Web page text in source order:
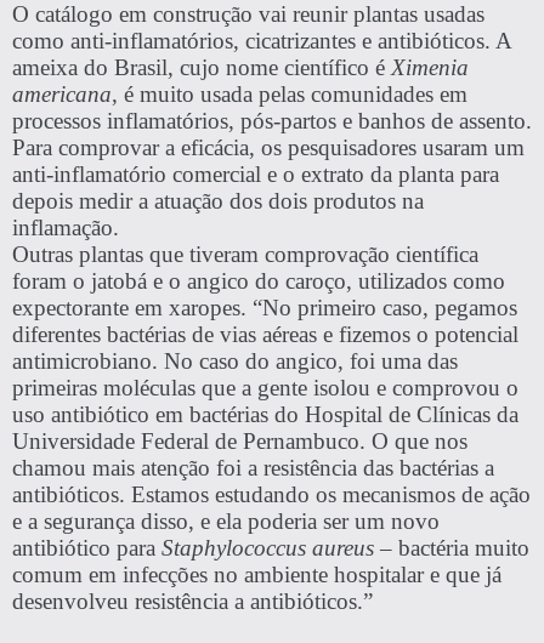
O catálogo em construção vai reunir plantas usadas
como anti-inflamatórios, cicatrizantes e antibióticos. A
ameixa do Brasil, cujo nome científico éXimenia
americana, é muito usada pelas comunidades em
processos inflamatórios, pós-partos e banhos de assento.
Para comprovar a eficácia, os pesquisadores usaram um
anti-inflamatório comercial e o extrato da planta para
depois medir a atuação dos dois produtos na
inflamação.
Outras plantas que tiveram comprovação científica
foram o jatobá e o angico do caroço, utilizados como
expectorante em xaropes. “No primeiro caso, pegamos
diferentes bactérias de vias aéreas e fizemos o potencial
antimicrobiano. No caso do angico, foi uma das
primeiras moléculas que a gente isolou e comprovou o
uso antibiótico em bactérias do Hospital de Clínicas da
Universidade Federal de Pernambuco. O que nos
chamou mais atenção foi a resistência das bactérias a
antibióticos. Estamos estudando os mecanismos de ação
e a segurança disso, e ela poderia ser um novo
antibiótico para Staphylococcus aureus – bactéria muito
comum em infecções no ambiente hospitalar e que já
desenvolveu resistência a antibióticos.”